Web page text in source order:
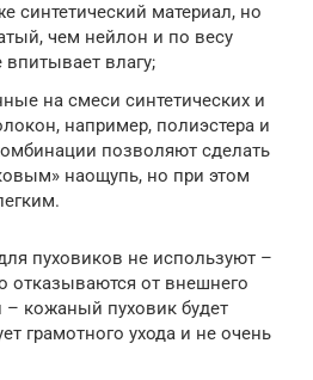
синтетический материал, но
чем нейлон и по весу
влагу;
на смеси синтетических и
например, полиэстера и
позволяют сделать
наощупь, но при этом
пуховиков не используют –
отказываются от внешнего
кожаный пуховик будет
грамотного ухода и не очень